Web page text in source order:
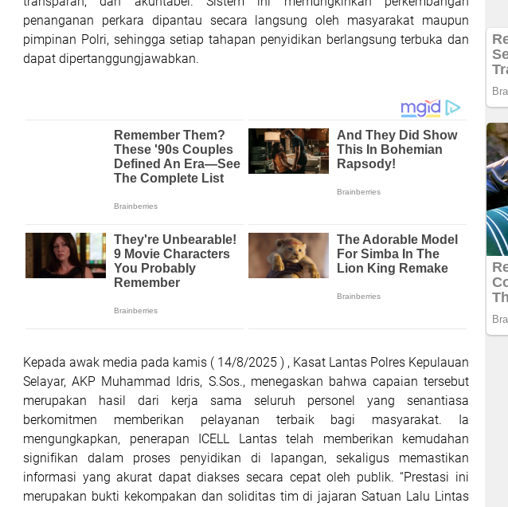
penanganan perkara dipantau secara langsung oleh masyarakat maupun
pimpinan Polri, sehingga setiap tahapan penyidikan berlangsung terbuka dan
dapat dipertanggungjawabkan.
Kepada awak media pada kamis ( 14/8/2025 ) , Kasat Lantas Polres Kepulauan
Selayar, AKP Muhammad Idris, S.Sos., menegaskan bahwa capaian tersebut
merupakan hasil dari kerja sama seluruh personel yang senantiasa
berkomitmen memberikan pelayanan terbaik bagi masyarakat. Ia
mengungkapkan, penerapan
ICELL Lantastelah memberikan kemudahan
signifikan dalam proses penyidikan di lapangan, sekaligus memastikan
informasi yang akurat dapat diakses secara cepat oleh publik.“Prestasi ini
merupakan bukti kekompakan dan soliditas tim di jajaran Satuan Lalu Lintas